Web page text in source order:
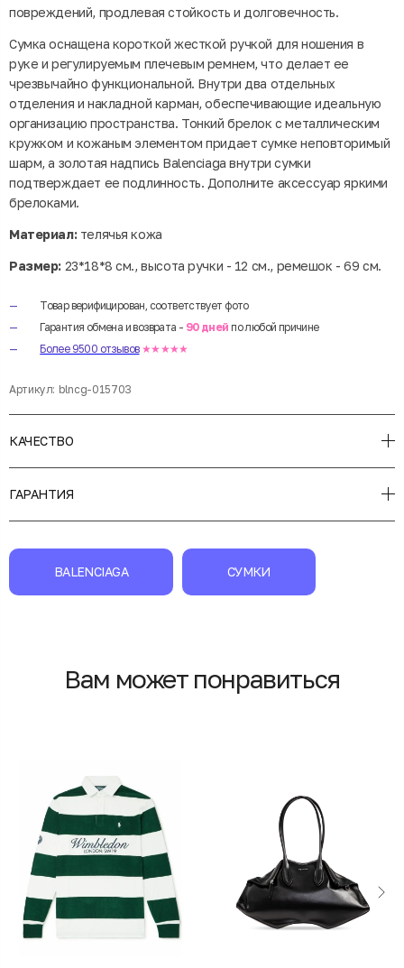
повреждений, продлевая стойкость и долговечность.
Сумка оснащена короткой жесткой ручкой для ношения в
руке и регулируемым плечевым ремнем, что делает ее
чрезвычайно функциональной. Внутри два отдельных
отделения и накладной карман, обеспечивающие идеальную
организацию пространства. Тонкий брелок с металлическим
кружком и кожаным элементом придает сумке неповторимый
шарм, а золотая надпись Balenciaga внутри сумки
подтверждает ее подлинность. Дополните аксессуар яркими
брелоками.
Материал: телячья кожа
Размер: 23*18*8 см., высота ручки - 12 см., ремешок - 69 см.
Товар верифицирован, соответствует фото
Гарантия обмена и возврата - 90 дней по любой причине
Более 9500 отзывов ★★★★★
Артикул: blncg-015703
КАЧЕСТВО
ГАРАНТИЯ
BALENCIAGA СУМКИ
Вам может понравиться